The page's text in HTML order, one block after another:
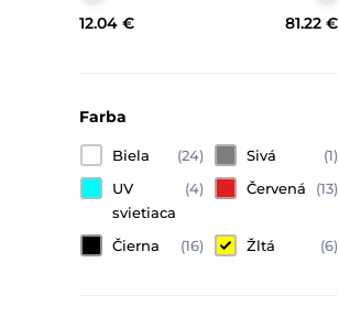
12.04 € 81.22 €
Farba
Biela (24) Sivá
(1)
UV
svietiaca
(4) Červená (13)
Čierna (16) Žltá (6)